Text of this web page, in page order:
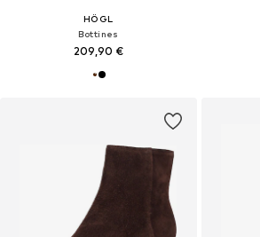
HÖGL
Bottines
209,90 €